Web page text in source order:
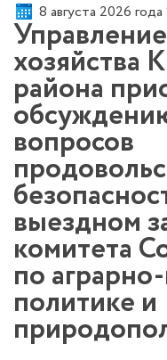
8 августа 2026 года
хозяйства
района
вопросов
выездном
комитета
по
политике и